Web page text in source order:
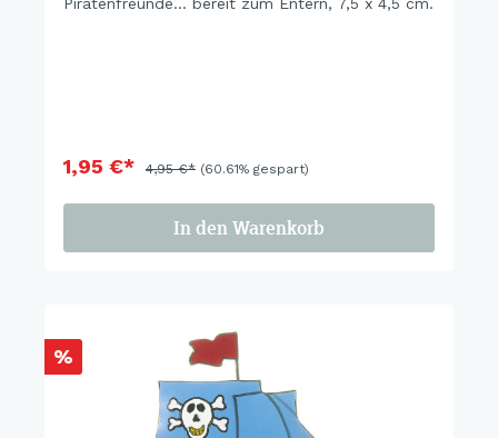
1,95 €* 4,95 €* (60.61% gespart)
In den Warenkorb
%